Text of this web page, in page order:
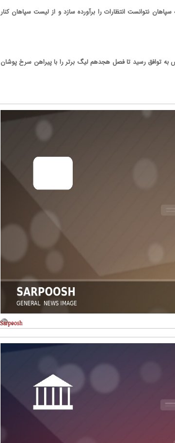
نتوانست انتظارات را برآورده سازد و از لیست سپاهان کنار
سال ۱۳۹۷ با پرسپولیس به توافق رسید تا فصل هجدهم لیگ برتر را با پیراهن سرخ پوشان